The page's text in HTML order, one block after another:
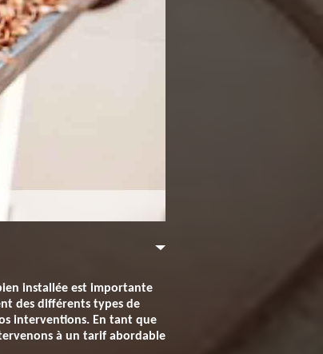
installée est importante
des différents types de
interventions. En tant que
à un tarif abordable